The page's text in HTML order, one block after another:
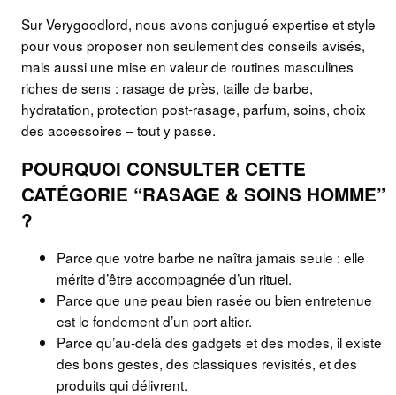
Sur Verygoodlord, nous avons conjugué expertise et style
pour vous proposer non seulement des conseils avisés,
mais aussi une mise en valeur de routines masculines
riches de sens : rasage de près, taille de barbe,
hydratation, protection post-rasage, parfum, soins, choix
des accessoires – tout y passe.
POURQUOI CONSULTER CETTE
CATÉGORIE “RASAGE & SOINS HOMME”
?
Parce que votre barbe ne naîtra jamais seule : elle
mérite d’être accompagnée d’un rituel.
Parce que une peau bien rasée ou bien entretenue
est le fondement d’un port altier.
Parce qu’au-delà des gadgets et des modes, il existe
des bons gestes, des classiques revisités, et des
produits qui délivrent.